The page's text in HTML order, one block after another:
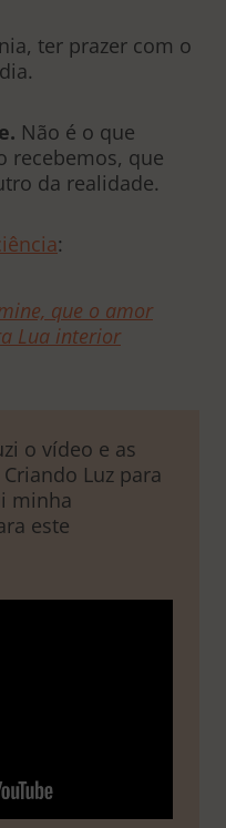
ter prazer com o
Não é o que
recebemos, que
da realidade.
:
que o amor
Lua interior
o vídeo e as
Luz para
minha
este